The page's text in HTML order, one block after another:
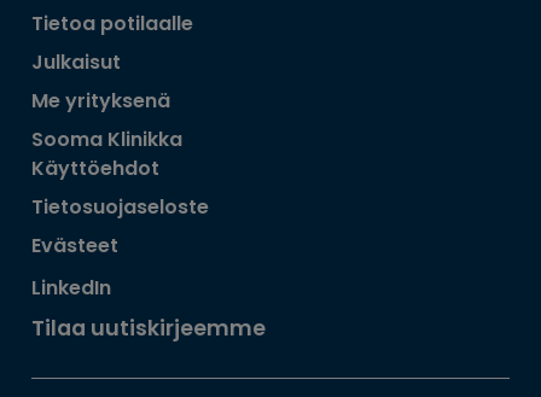
Tietoa potilaalle
Julkaisut
Me yrityksenä
Sooma Klinikka
Käyttöehdot
Tietosuojaseloste
Evästeet
LinkedIn
Tilaa uutiskirjeemme